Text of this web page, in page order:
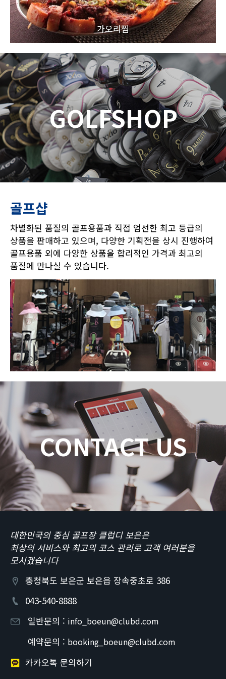
가오리찜
GOLFSHOP
골프샵
차별화된 품질의 골프용품과 직접 엄선한 최고 등급의
상품을 판매하고 있으며, 다양한 기획전을 상시 진행하여
골프용품 외에 다양한 상품을 합리적인 가격과 최고의
품질에 만나실 수 있습니다.
CONTACT US
대한민국의 중심 골프장 클럽디 보은은
최상의 서비스와 최고의 코스 관리로 고객 여러분을
모시겠습니다
충청북도 보은군 보은읍 장속중초로 386
043-540-8888
일반문의 : info_boeun@clubd.com
예약문의 : booking_boeun@clubd.com
카카오톡 문의하기